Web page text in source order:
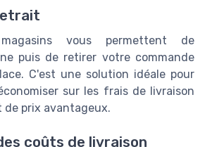
vous permettent de
puis de retirer votre commande
C'est une solution idéale pour
sur les frais de livraison
prix avantageux.
coûts de livraison